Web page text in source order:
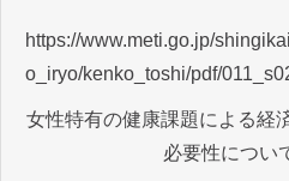
https://www.meti.go.jp/
o_iryo/kenko_toshi/pdf/
女性特有の健康課題による経
必要性につい